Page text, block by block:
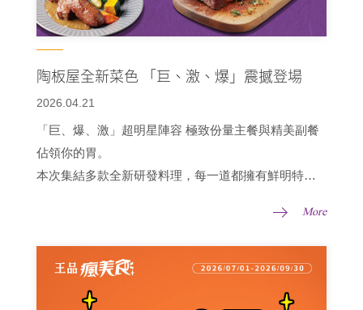
陶板屋全新菜色 「巨、激、爆」震撼登場
2026.04.21
「巨、爆、激」超明星陣容 極致份量主餐與精美副餐
佔領你的胃。
本次集結多款全新研發料理，每一道都擁有鮮明特
擊」，要讓消費者在單一套餐中，體驗到更有層次感
的和風洋食。
全新主餐與副餐4月21日起於全台各門市同步登場
More